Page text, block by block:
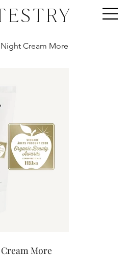
Cream More
More